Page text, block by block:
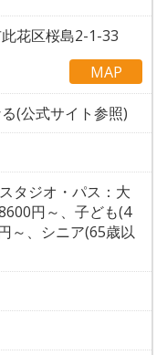
花区桜島2-1-33
MAP
(公式サイト参照)
タジオ・パス：大
円～、子ども(4
～、シニア(65歳以